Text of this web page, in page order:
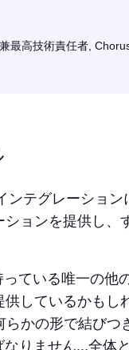
最高技術責任者,
テグレーション
ョンを提供し、
ている唯一の他
しているかもし
かの形で結びつ
りません...全体